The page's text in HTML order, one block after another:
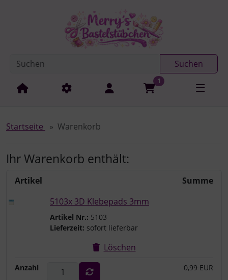
Springe zur Navigation
Suchen
1
Startseite Warenkorb
Ihr Warenkorb enthält:
Artikel
Summe
5103x 3D Klebepads 3mm
Artikel Nr.: 5103
Lieferzeit: sofort lieferbar
Löschen
Anzahl 0,99 EUR